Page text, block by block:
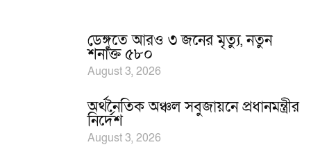
ডেঙ্গুতে আরও ৩ জনের মৃত্যু, নতুন
শনাক্ত ৫৮০
August 3, 2026
অর্থনৈতিক অঞ্চল সবুজায়নে প্রধানমন্ত্রীর
নির্দেশ
August 3, 2026